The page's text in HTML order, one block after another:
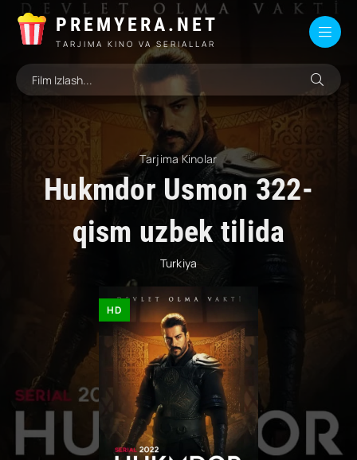
PREMYERA.NET
TARJIMA KINO VA SERIALLAR
Tarjima Kinolar
Hukmdor Usmon 322-
qism uzbek tilida
Turkiya
HD